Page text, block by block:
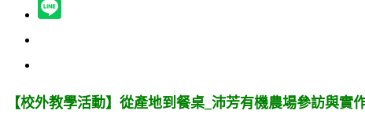
【校外教學活動】從產地到餐桌_沛芳有機農場參訪與實